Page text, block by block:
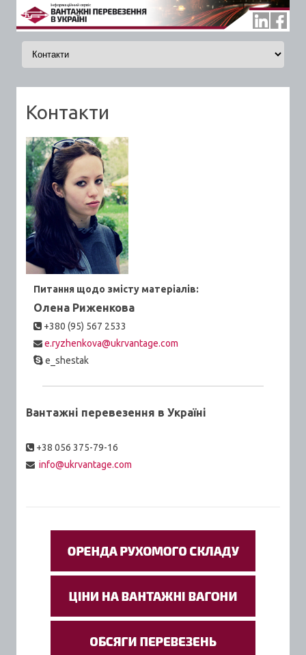
Skip to content
Контакти
Питання щодо змісту матеріалів:
Олена Риженкова
+380 (95) 567 2533
e.ryzhenkova@ukrvantage.com
e_shestak
Вантажні перевезення в Україні
+38 056 375-79-16
info@ukrvantage.com